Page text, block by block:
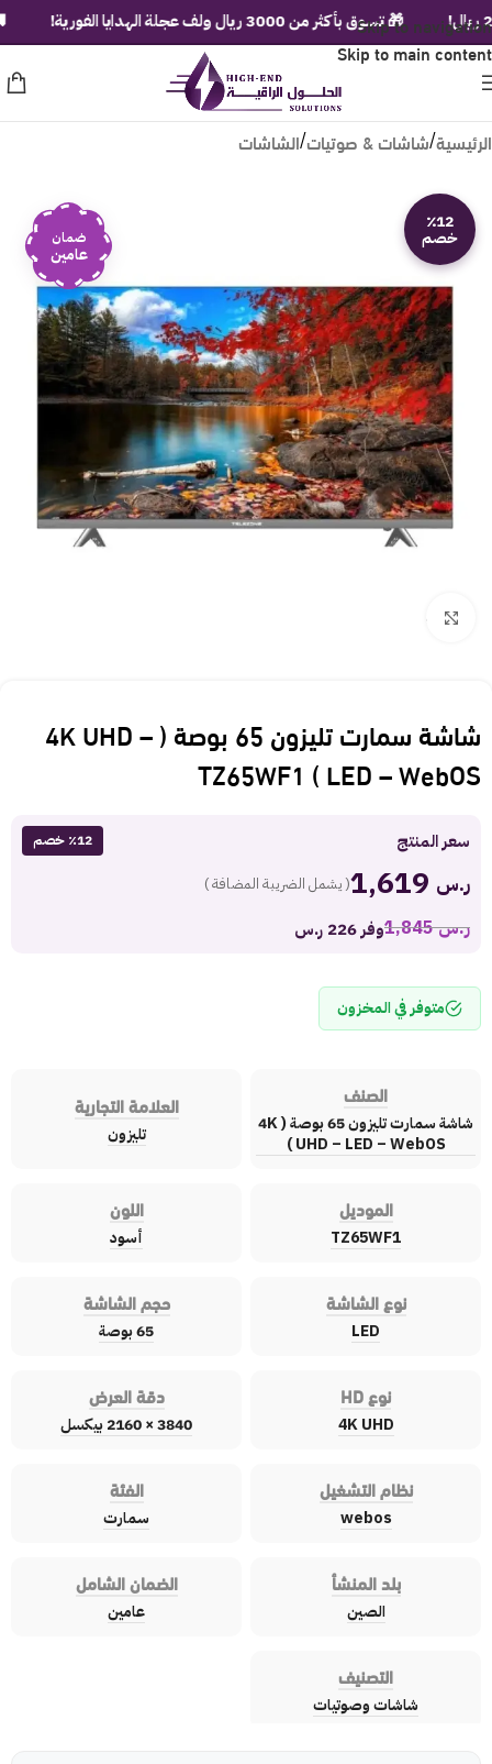
Skip to navigation
Skip to main content
الرئيسية/شاشات & صوتيات/الشاشات
٪12
خصم ضمان
عامين
شاشة سمارت تليزون 65 بوصة ( 4K UHD –
LED – WebOS ) TZ65WF1
سعر المنتج ٪12 خصم
ر.س ( يشمل الضريبة المضافة )
ر.س1,845 وفر 226 ر.س
متوفر في المخزون
الصنف
شاشة سمارت تليزون 65 بوصة ( 4K
UHD – LED – WebOS )
العلامة التجارية
تليزون
الموديل
TZ65WF1
اللون
أسود
نوع الشاشة
LED
حجم الشاشة
65 بوصة
نوع HD
4K UHD
دقة العرض
3840 × 2160 بيكسل
نظام التشغيل
webos
الفئة
سمارت
بلد المنشأ
الصين
الضمان الشامل
عامين
التصنيف
شاشات وصوتيات
🎁 تسوق بأكثر من 3000 ريال ولف عجلة الهدايا الفورية! 🚚